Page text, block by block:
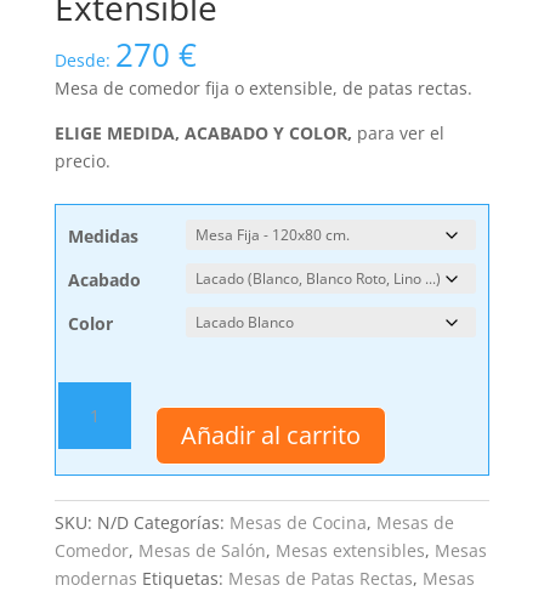
Desde: 270 €
Mesa de comedor fija o extensible, de patas rectas.
ELIGE MEDIDA, ACABADO Y COLOR, para ver el
precio.
Medidas
Acabado
Color
Comedor
Cádiz
Fija
o
Extensible
cantidad
Añadir al carrito
SKU: N/D Categorías: Mesas de Cocina, Mesas de
Comedor, Mesas de Salón, Mesas extensibles, Mesas
modernas Etiquetas: Mesas de Patas Rectas, Mesas